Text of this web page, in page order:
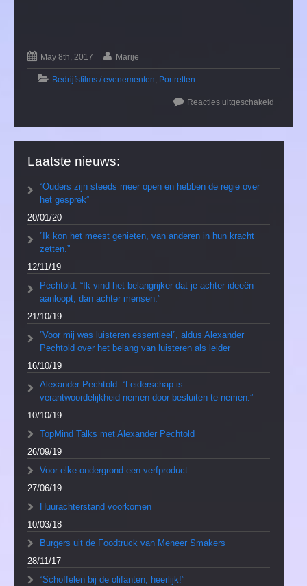
May 8th, 2017 Marije
Bedrijfsfilms / evenementen, Portretten
Reacties uitgeschakeld
Laatste nieuws:
“Ouders zijn steeds meer open en hebben de regie over
het gesprek”
20/01/20
”Ik kon het meest genieten, van anderen in hun kracht
zetten.”
12/11/19
Pechtold: “Ik vind het belangrijker dat je achter ideeën
aanloopt, dan achter mensen.”
21/10/19
”Voor mij was luisteren essentieel”, aldus Alexander
Pechtold over het belang van luisteren als leider
16/10/19
Alexander Pechtold: “Leiderschap is
verantwoordelijkheid nemen door besluiten te nemen.”
10/10/19
TopMind Talks met Alexander Pechtold
26/09/19
Voor elke ondergrond een verfproduct
27/06/19
Huurachterstand voorkomen
10/03/18
Burgers uit de Foodtruck van Meneer Smakers
28/11/17
“Schoffelen bij de olifanten; heerlijk!”